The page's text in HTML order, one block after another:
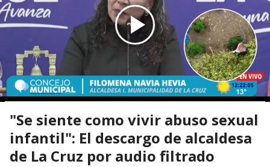
"Se siente como vivir abuso sexual
infantil": El descargo de alcaldesa
de La Cruz por audio filtrado